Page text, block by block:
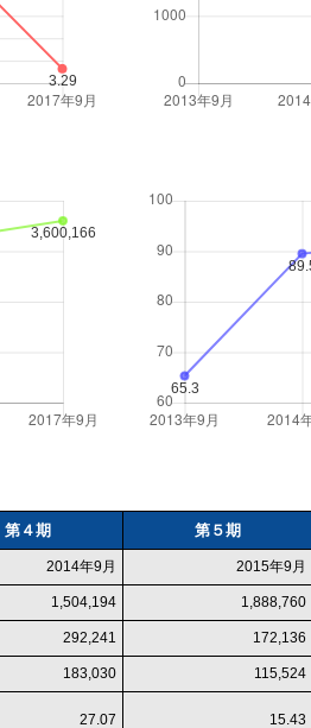
第４期 第５期
2014年9月 2015年9月
1,504,194 1,888,760
292,241 172,136
183,030 115,524
27.07 15.43